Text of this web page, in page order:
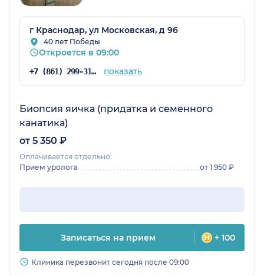
г Краснодар, ул Московская, д 96
40 лет Победы
Откроется в 09:00
+7 (861) 299-31-75 показать
Биопсия яичка (придатка и семенного
канатика)
от 5 350 ₽
Оплачивается отдельно:
Прием уролога
от 1 950 ₽
Записаться на прием + 100
Клиника перезвонит сегодня после 09:00